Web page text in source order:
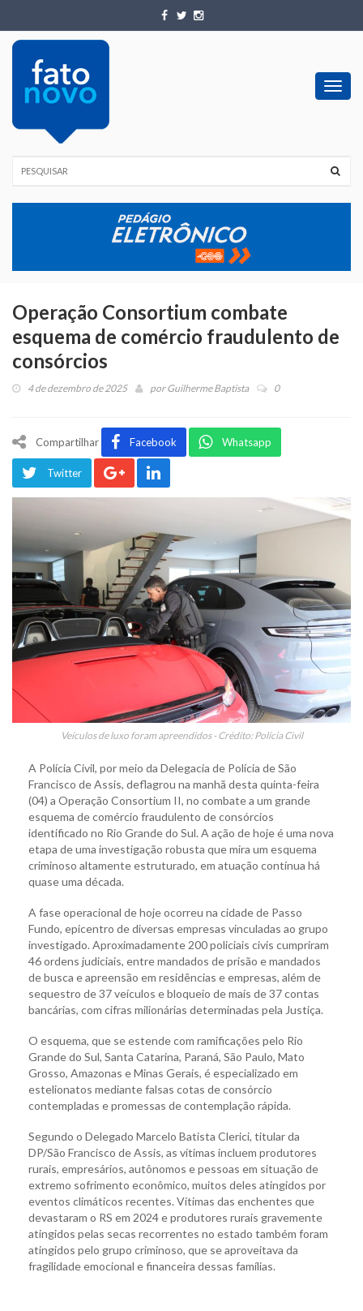
Operação Consortium combate
esquema de comércio fraudulento de
consórcios
4 de dezembro de 2025 porGuilherme Baptista 0
Compartilhar Facebook Whatsapp
Twitter
Veículos de luxo foram apreendidos - Crédito: Polícia Civil
A Polícia Civil, por meio da Delegacia de Polícia de São
Francisco de Assis, deflagrou na manhã desta quinta-feira
(04) a Operação Consortium II, no combate a um grande
esquema de comércio fraudulento de consórcios
identificado no Rio Grande do Sul. A ação de hoje é uma nova
etapa de uma investigação robusta que mira um esquema
criminoso altamente estruturado, em atuação contínua há
quase uma década.
A fase operacional de hoje ocorreu na cidade de Passo
Fundo, epicentro de diversas empresas vinculadas ao grupo
investigado. Aproximadamente 200 policiais civis cumpriram
46 ordens judiciais, entre mandados de prisão e mandados
de busca e apreensão em residências e empresas, além de
sequestro de 37 veículos e bloqueio de mais de 37 contas
bancárias, com cifras milionárias determinadas pela Justiça.
O esquema, que se estende com ramificações pelo Rio
Grande do Sul, Santa Catarina, Paraná, São Paulo, Mato
Grosso, Amazonas e Minas Gerais, é especializado em
estelionatos mediante falsas cotas de consórcio
contempladas e promessas de contemplação rápida.
Segundo o Delegado Marcelo Batista Clerici, titular da
DP/São Francisco de Assis, as vítimas incluem produtores
rurais, empresários, autônomos e pessoas em situação de
extremo sofrimento econômico, muitos deles atingidos por
eventos climáticos recentes. Vítimas das enchentes que
devastaram o RS em 2024 e produtores rurais gravemente
atingidos pelas secas recorrentes no estado também foram
atingidos pelo grupo criminoso, que se aproveitava da
fragilidade emocional e financeira dessas famílias.